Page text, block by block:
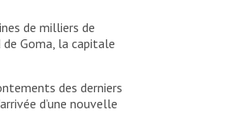
de milliers de
Goma, la capitale
des derniers
d’une nouvelle